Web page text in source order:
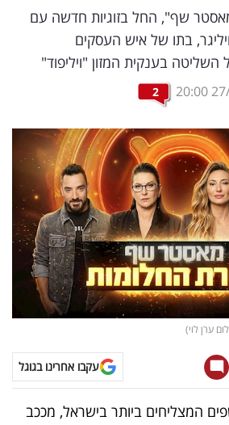
שף", החל בזוגיות חדשה עם
בתו של איש העסקים
השליטה בענקית המזון "ויליפוד"
20:00
2
ערן לוי)
עקבו אחרינו בגוגל
המצליחים ביותר בישראל, מככב